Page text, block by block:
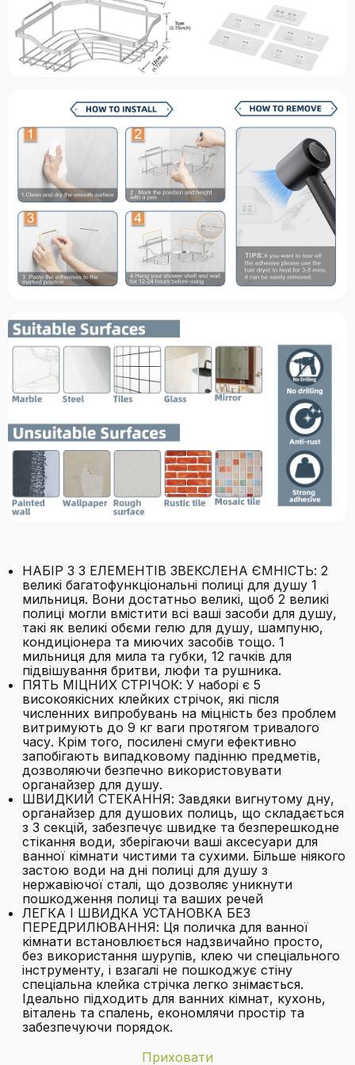
НАБІР З 3 ЕЛЕМЕНТІВ ЗВЕКСЛЕНА ЄМНІСТЬ: 2
великі багатофункціональні полиці для душу 1
мильниця. Вони достатньо великі, щоб 2 великі
полиці могли вмістити всі ваші засоби для душу,
такі як великі обєми гелю для душу, шампуню,
кондиціонера та миючих засобів тощо. 1
мильниця для мила та губки, 12 гачків для
підвішування бритви, люфи та рушника.
ПЯТЬ МІЦНИХ СТРІЧОК: У наборі є 5
високоякісних клейких стрічок, які після
численних випробувань на міцність без проблем
витримують до 9 кг ваги протягом тривалого
часу. Крім того, посилені смуги ефективно
запобігають випадковому падінню предметів,
дозволяючи безпечно використовувати
органайзер для душу.
ШВИДКИЙ СТЕКАННЯ: Завдяки вигнутому дну,
органайзер для душових полиць, що складається
з 3 секцій, забезпечує швидке та безперешкодне
стікання води, зберігаючи ваші аксесуари для
ванної кімнати чистими та сухими. Більше ніякого
застою води на дні полиці для душу з
нержавіючої сталі, що дозволяє уникнути
пошкодження полиці та ваших речей
ЛЕГКА І ШВИДКА УСТАНОВКА БЕЗ
ПЕРЕДРИЛЮВАННЯ: Ця поличка для ванної
кімнати встановлюється надзвичайно просто,
без використання шурупів, клею чи спеціального
інструменту, і взагалі не пошкоджує стіну
спеціальна клейка стрічка легко знімається.
Ідеально підходить для ванних кімнат, кухонь,
віталень та спалень, економлячи простір та
забезпечуючи порядок.
Приховати